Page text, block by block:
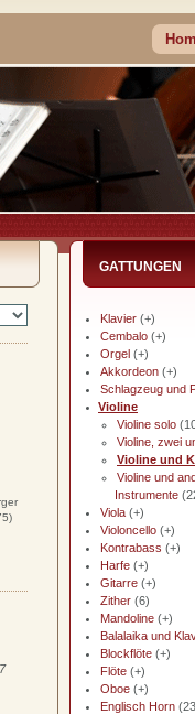
GATTUNGEN
Klavier (+)
Cembalo (+)
Orgel (+)
Akkordeon (+)
Schlagzeug und
Violine
Violine solo
Violine, zwei
Violine und
Violine und
Instrumente
Viola (+)
Violoncello (+)
Kontrabass (+)
Harfe (+)
Gitarre (+)
Zither (6)
Mandoline (+)
Balalaika und
Blockflöte (+)
Flöte (+)
Oboe (+)
Englisch Horn